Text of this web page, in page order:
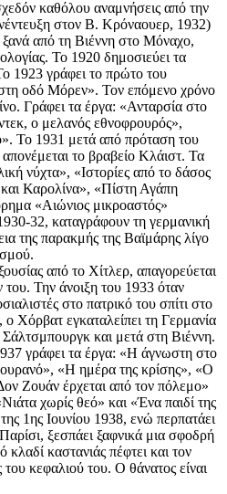
καθόλου αναμνήσεις από την
στον Β. Κρόναουερ, 1932)
από τη Βιέννη στο Μόναχο,
Το 1920 δημοσιεύει τα
1923 γράφει το πρώτο του
οδό Μόρεν». Τον επόμενο χρόνο
Γράφει τα έργα: «Ανταρσία στο
ο μελανός εθνοφρουρός»,
Το 1931 μετά από πρόταση του
το βραβείο Κλάιστ. Τα
νύχτα», «Ιστορίες από το δάσος
και Καρολίνα», «Πίστη Αγάπη
«Αιώνιος μικροαστός»
32, καταγράφουν τη γερμανική
της παρακμής της Βαϊμάρης λίγο
από το Χίτλερ, απαγορεύεται
Την άνοιξη του 1933 όταν
στο πατρικό του σπίτι στο
Χόρβατ εγκαταλείπει τη Γερμανία
Σάλτσμπουργκ και μετά στη Βιέννη.
γράφει τα έργα: «Η άγνωστη στο
«Η ημέρα της κρίσης», «Ο
Ζουάν έρχεται από τον πόλεμο»
χωρίς θεό» και «Ένα παιδί της
1ης Ιουνίου 1938, ενώ περπατάει
ξεσπάει ξαφνικά μια σφοδρή
κλαδί καστανιάς πέφτει και τον
κεφαλιού του. Ο θάνατος είναι